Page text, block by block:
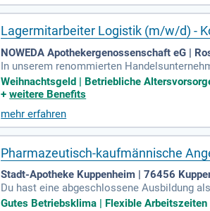
Lagermitarbeiter Logistik (m/w/d) -
NOWEDA Apothekergenossenschaft eG |
In unserem renommierten
ücksendungen effizient bearbeiten.
e. Unsere Arbeitsbedingungen sind
us unterstützen wir Sie langfristig durch
und gestalten Sie mit uns Ihre Karriere!
Weihnachtsgeld | Betriebliche
+weitere Benefits
mehr erfahren
Pharmazeutisch-kaufmännische
Stadt-Apotheke Kuppenheim | 76456
Du hast eine abgeschlossene Ausbildung
ndestens C1-Niveau für eine reibungslose
Gutes Betriebsklima | Flexible